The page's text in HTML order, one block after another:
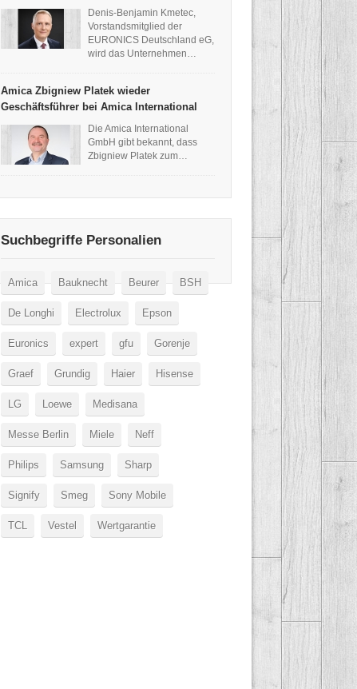
Denis-Benjamin Kmetec,
Vorstandsmitglied der
EURONICS Deutschland eG,
wird das Unternehmen…
Amica Zbigniew Platek wieder
Geschäftsführer bei Amica International
Die Amica International
GmbH gibt bekannt, dass
Zbigniew Platek zum…
Suchbegriffe Personalien
Amica Bauknecht Beurer BSH
De Longhi Electrolux Epson
Euronics expert gfu Gorenje
Graef Grundig Haier Hisense
LG Loewe Medisana
Messe Berlin Miele Neff
Philips Samsung Sharp
Signify Smeg Sony Mobile
TCL Vestel Wertgarantie